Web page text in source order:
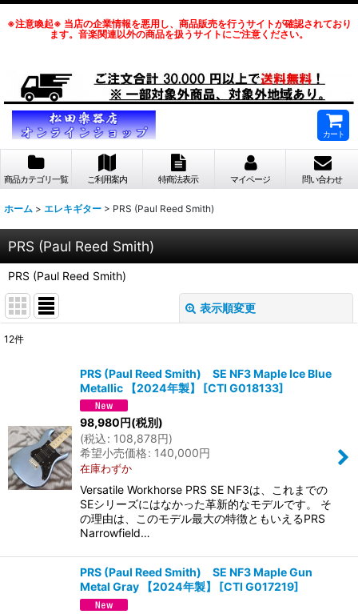
※注意喚起※ 当店の企業情報を悪用し、商品販売を行うサイトが確認されており
ます。音楽関連以外の商品を扱うサイトにご注意ください。
カート
商品カテゴリ一覧 ご利用案内 特商法表示 マイページ 問い合わせ
ホーム > エレキギター > PRS (Paul Reed Smith)
PRS (Paul Reed Smith)
PRS (Paul Reed Smith)
表示順変更
絞り込む
12件
PRS (Paul Reed Smith) SE NF3 Maple Ice Blue
Metallic 【2024年製】
[CTI G018133]
98,980 円(税別)
(税込: 108,878円)
希望小売価格: 140,000円
在庫わずか
Versatile Workhorse PRS SE NF3は、これまでの
SEシリーズにはなかった革新的なモデルです。 そ
の理由は、このモデル最大の特徴ともいえるPRS
Narrowfield…
PRS (Paul Reed Smith) SE NF3 Maple Gun
Metal Gray 【2024年製】
[CTI G017219]